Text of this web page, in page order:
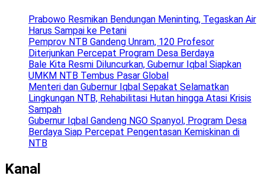
Prabowo Resmikan Bendungan Meninting, Tegaskan Air
Harus Sampai ke Petani
Pemprov NTB Gandeng Unram, 120 Profesor
Diterjunkan Percepat Program Desa Berdaya
Bale Kita Resmi Diluncurkan, Gubernur Iqbal Siapkan
UMKM NTB Tembus Pasar Global
Menteri dan Gubernur Iqbal Sepakat Selamatkan
Lingkungan NTB, Rehabilitasi Hutan hingga Atasi Krisis
Sampah
Gubernur Iqbal Gandeng NGO Spanyol, Program Desa
Berdaya Siap Percepat Pengentasan Kemiskinan di
NTB
Kanal